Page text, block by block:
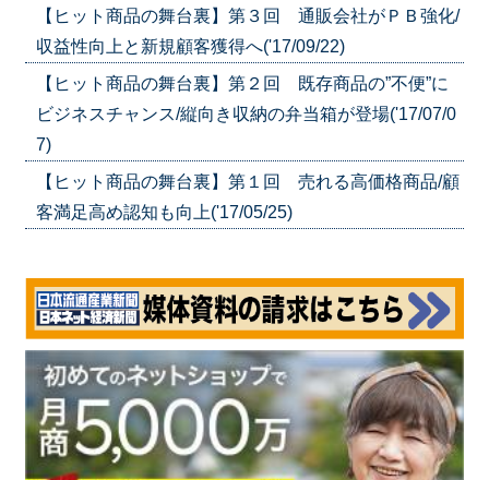
【ヒット商品の舞台裏】第３回 通販会社がＰＢ強化/
収益性向上と新規顧客獲得へ('17/09/22)
【ヒット商品の舞台裏】第２回 既存商品の”不便”に
ビジネスチャンス/縦向き収納の弁当箱が登場('17/07/0
7)
【ヒット商品の舞台裏】第１回 売れる高価格商品/顧
客満足高め認知も向上('17/05/25)